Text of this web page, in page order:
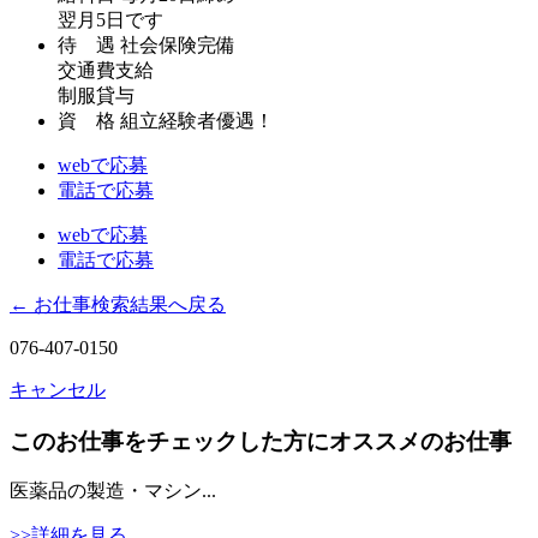
翌月5日です
待 遇 社会保険完備
交通費支給
制服貸与
資 格 組立経験者優遇！
webで応募
電話で応募
webで応募
電話で応募
← お仕事検索結果へ戻る
076-407-0150
キャンセル
このお仕事をチェックした方にオススメのお仕事
医薬品の製造・マシン...